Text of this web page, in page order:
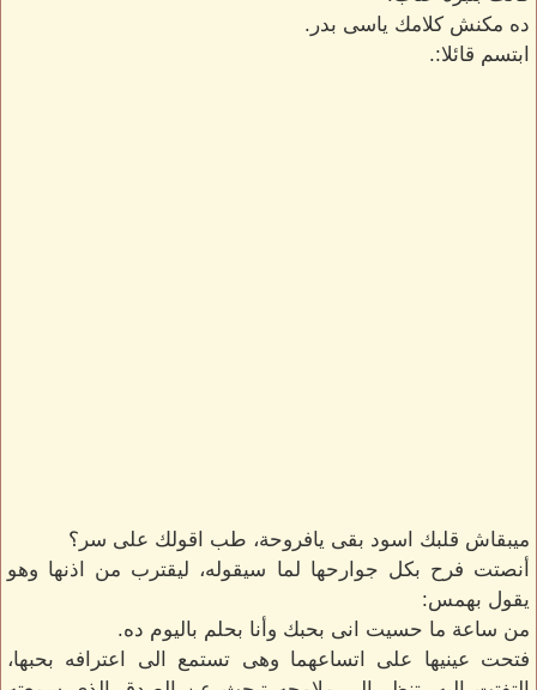
ده مكنش كلامك ياسى بدر.
ابتسم قائلا:.
ميبقاش قلبك اسود بقى يافروحة، طب اقولك على سر؟
أنصتت فرح بكل جوارحها لما سيقوله، ليقترب من اذنها وهو
يقول بهمس:
من ساعة ما حسيت انى بحبك وأنا بحلم باليوم ده.
فتحت عينيها على اتساعهما وهى تستمع الى اعترافه بحبها،